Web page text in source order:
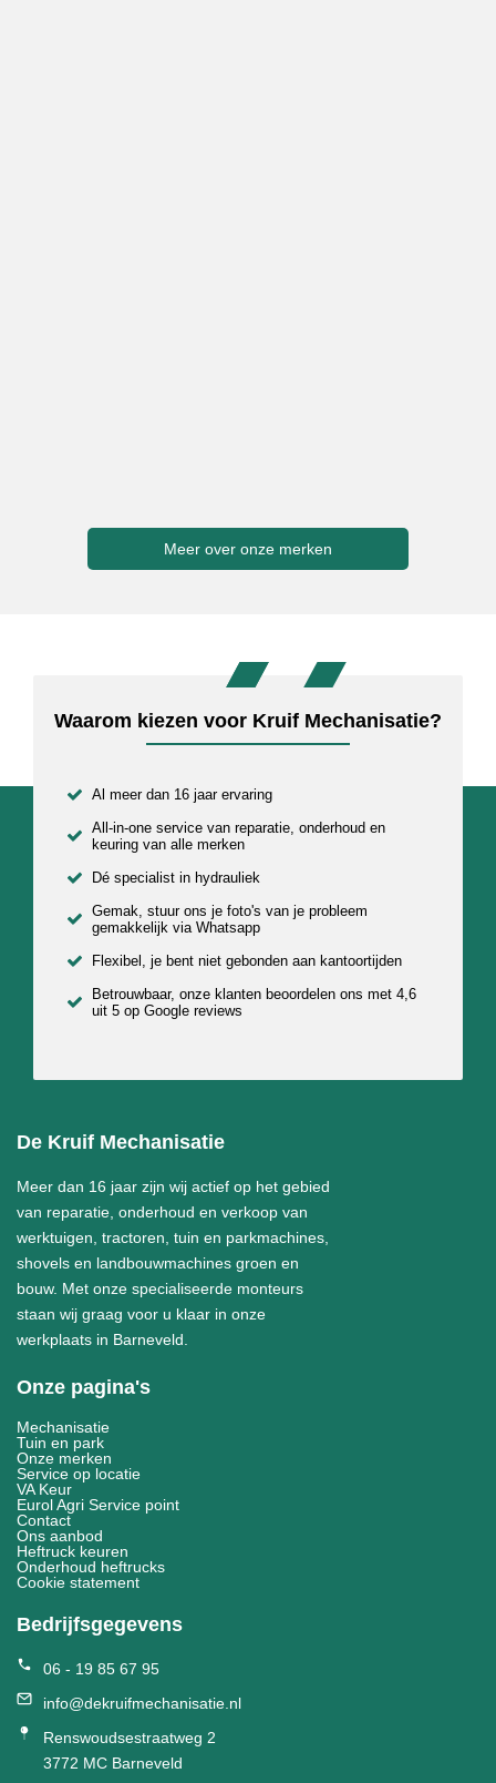
Meer over onze merken
Waarom kiezen voor Kruif Mechanisatie?
Al meer dan 16 jaar ervaring
All-in-one service van reparatie, onderhoud en
keuring van alle merken
Dé specialist in hydrauliek
Gemak, stuur ons je foto's van je probleem
gemakkelijk via Whatsapp
Flexibel, je bent niet gebonden aan kantoortijden
Betrouwbaar, onze klanten beoordelen ons met 4,6
uit 5 op Google reviews
De Kruif Mechanisatie
Meer dan 16 jaar zijn wij actief op het gebied
van reparatie, onderhoud en verkoop van
werktuigen, tractoren, tuin en parkmachines,
shovels en landbouwmachines groen en
bouw. Met onze specialiseerde monteurs
staan wij graag voor u klaar in onze
werkplaats in Barneveld.
Onze pagina's
Mechanisatie
Tuin en park
Onze merken
Service op locatie
VA Keur
Eurol Agri Service point
Contact
Ons aanbod
Heftruck keuren
Onderhoud heftrucks
Cookie statement
Bedrijfsgegevens
06 - 19 85 67 95
info@dekruifmechanisatie.nl
Renswoudsestraatweg 2
3772 MC Barneveld